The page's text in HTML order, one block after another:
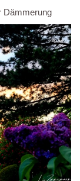
Dämmerung